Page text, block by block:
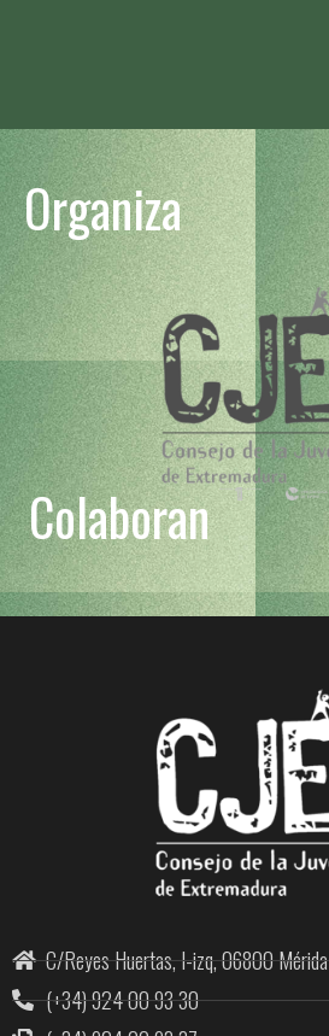
Organiza
Colaboran
C/Reyes Huertas, I-izq, 06800 Mérida
(+34) 924 00 93 30